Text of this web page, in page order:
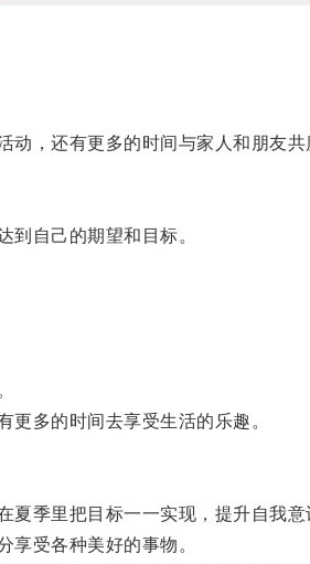
，还有更多的时间与家人和朋友共
自己的期望和目标。
多的时间去享受生活的乐趣。
季里把目标一一实现，提升自我意
受各种美好的事物。